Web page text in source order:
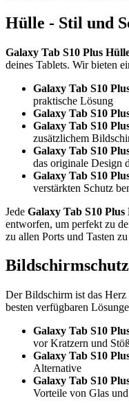
Hülle - Stil und
Galaxy Tab S10 Plus
deines Tablets. Wir bieten
Galaxy Tab S10
praktische Lösung
Galaxy Tab S10
Galaxy Tab S10
zusätzlichem
Galaxy Tab S10
das originale Design
Galaxy Tab S10
verstärkten Schutz
Jede Galaxy Tab S10 Plus
entworfen, um perfekt zu
zu allen Ports und Tasten
Der Bildschirm ist das Herz
besten verfügbaren
Galaxy Tab S10
vor Kratzern und
Galaxy Tab S10
Alternative
Galaxy Tab S10
Vorteile von Glas